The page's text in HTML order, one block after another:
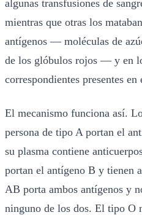
algunas transfusiones de
mientras que otras los
antígenos — moléculas de
de los glóbulos rojos — y en
correspondientes presentes en
El mecanismo funciona así.
persona de tipo A portan el
su plasma contiene
portan el antígeno B y tienen
AB porta ambos antígenos y
ninguno de los dos. El tipo O